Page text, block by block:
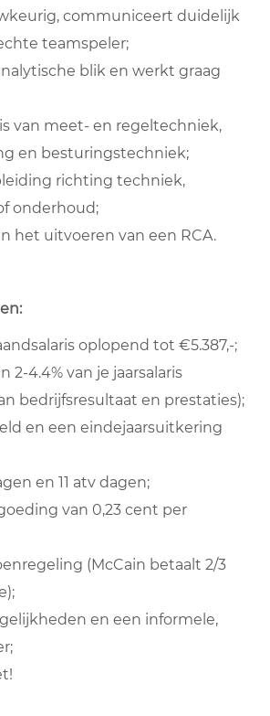
communiceert duidelijk
teamspeler;
blik en werkt graag
van meet- en regeltechniek,
en besturingstechniek;
richting techniek,
onderhoud;
het uitvoeren van een RCA.
oplopend tot €5.387,-;
2-4.4% van je jaarsalaris
bedrijfsresultaat en prestaties);
en een eindejaarsuitkering
en 11 atv dagen;
van 0,23 cent per
(McCain betaalt 2/3
en een informele,